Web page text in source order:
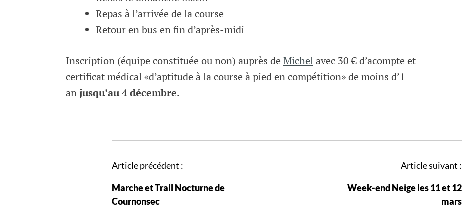
Repas à l’arrivée de la course
Retour en bus en fin d’après-midi
Inscription (équipe constituée ou non) auprès de Michelavec 30 € d’acompte et
certificat médical «d’aptitude à la course à pied en compétition» de moins d’1
anjusqu’au 4 décembre.
N
v
i
Article précédent :
Marche et Trail Nocturne de
Cournonsec
Article suivant :
Week-end Neige les 11 et 12
mars